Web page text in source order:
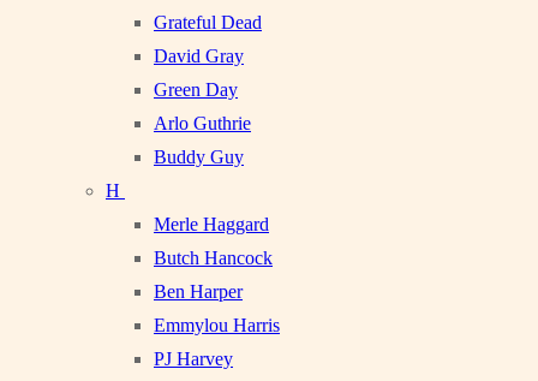
Grateful Dead
David Gray
Green Day
Arlo Guthrie
Buddy Guy
H
Merle Haggard
Butch Hancock
Ben Harper
Emmylou Harris
PJ Harvey